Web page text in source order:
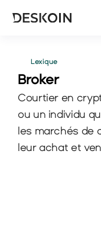
Lexique
Broker
Courtier en
ou un individu
les marchés de
leur achat et